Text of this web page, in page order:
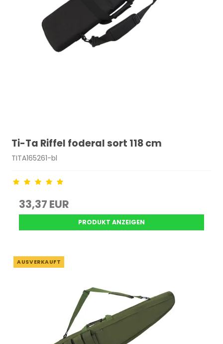
Ti-Ta Riffel foderal sort 118 cm
TITA165261-bl
33,37 EUR
PRODUKT ANZEIGEN
AUSVERKAUFT